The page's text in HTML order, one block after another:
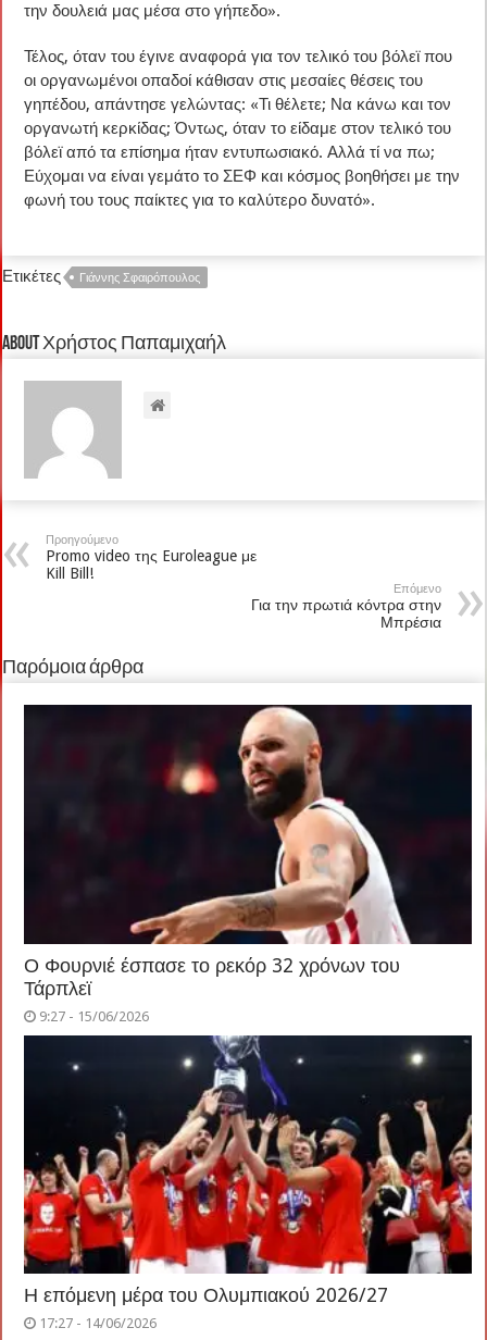
την δουλειά μας μέσα στο γήπεδο».
Τέλος, όταν του έγινε αναφορά για τον τελικό του βόλεϊ που
οι οργανωμένοι οπαδοί κάθισαν στις μεσαίες θέσεις του
γηπέδου, απάντησε γελώντας: «Τι θέλετε; Να κάνω και τον
οργανωτή κερκίδας; Όντως, όταν το είδαμε στον τελικό του
βόλεϊ από τα επίσημα ήταν εντυπωσιακό. Αλλά τί να πω;
Εύχομαι να είναι γεμάτο το ΣΕΦ και κόσμος βοηθήσει με την
φωνή του τους παίκτες για το καλύτερο δυνατό».
Ετικέτες Γιάννης Σφαιρόπουλος
About Χρήστος Παπαμιχαήλ
Προηγούμενο
Promo video της Euroleague με
Kill Bill!
Επόμενο
Για την πρωτιά κόντρα στην
Μπρέσια
Παρόμοια άρθρα
Ο Φουρνιέ έσπασε το ρεκόρ 32 χρόνων του
Τάρπλεϊ
9:27 - 15/06/2026
Η επόμενη μέρα του Ολυμπιακού 2026/27
17:27 - 14/06/2026